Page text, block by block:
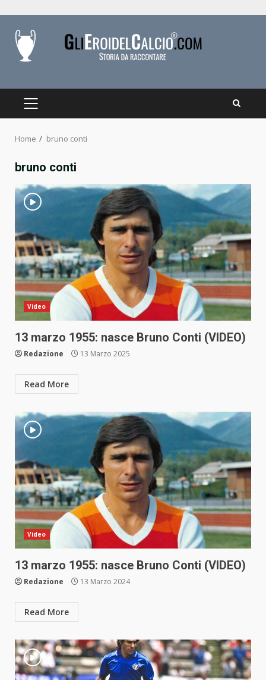
content
PRIMARY
Home bruno conti
bruno conti
Video
13 marzo 1955: nasce Bruno Conti (VIDEO)
Redazione 13 Marzo 2025
Read More
Video
13 marzo 1955: nasce Bruno Conti (VIDEO)
Redazione 13 Marzo 2024
Read More